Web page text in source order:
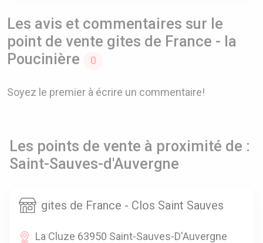
Les avis et commentaires sur le
point de vente gites de France - la
Poucinière
0
Soyez le premier à écrire un commentaire!
Les points de vente à proximité de :
Saint-Sauves-d'Auvergne
gites de France - Clos Saint Sauves
La Cluze 63950 Saint-Sauves-D'Auvergne